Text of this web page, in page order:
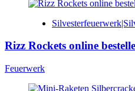
Rizz Rockets online
Feuerwerk